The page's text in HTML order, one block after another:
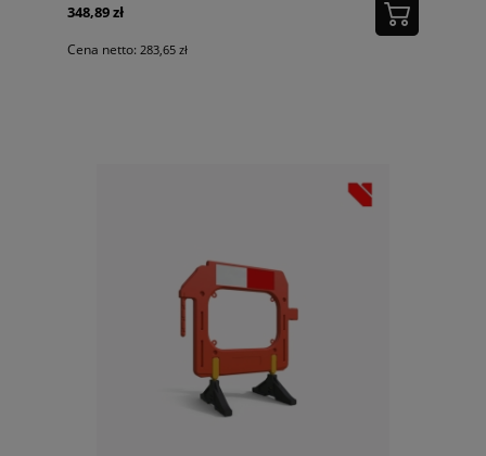
348,89 zł
Cena netto: 283,65 zł